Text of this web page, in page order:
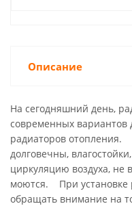
Описание
На сегодняшний день,
современных
радиаторов
долговечны,
циркуляцию воздуха, не
моются. При установке
обращать внимание на